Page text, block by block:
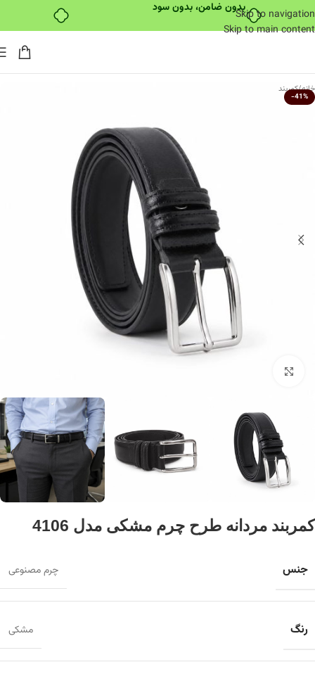
بدون ضامن، بدون سودSkip to navigation
Skip to main content
خانه/کمربند
-41%
کمربند مردانه طرح چرم مشکی مدل 4106
جنس چرم مصنوعی
رنگ مشکی